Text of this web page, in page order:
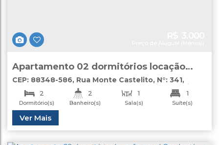
Apartamento 02 dormitórios locação
Camboriú
CEP: 88348-586, Rua Monte Castelito, N°: 341,
Camboriú Santa Catarina Brasil
2
Dormitório(s)
2
Banheiro(s)
1
Sala(s)
1
Suíte(s)
1
Vaga(s)
Ver Mais